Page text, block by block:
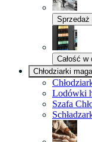
Sprzedaż
Całość w
Chłodziarki
Lodówki
Szafa